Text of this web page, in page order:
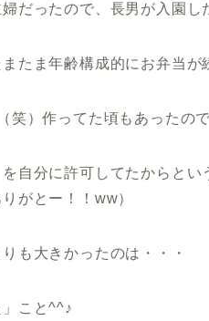
だったので、長男が入園し
たま年齢構成的にお弁当
笑）作ってた頃もあったの
を自分に許可してたからとい
りがとー！！ww）
も大きかったのは・・・
」こと^^♪